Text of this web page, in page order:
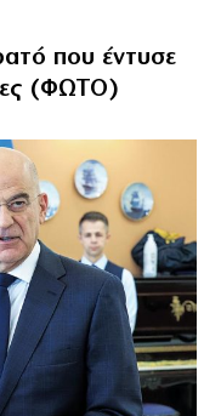
που έντυσε
(ΦΩΤΟ)